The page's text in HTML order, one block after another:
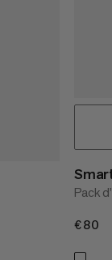
Pack
€80